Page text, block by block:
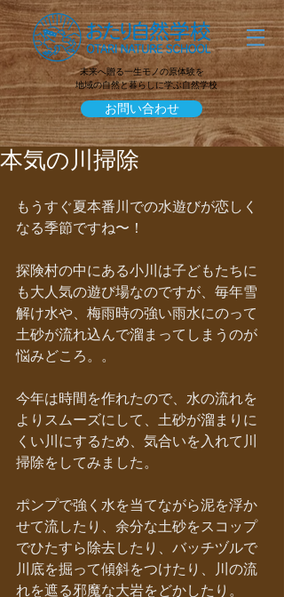
未来へ贈る一生モノの原体験を
地域の自然と暮らしに学ぶ自然学校
お問い合わせ
本気の川掃除
もうすぐ夏本番川での水遊びが恋しく
なる季節ですね〜！
探険村の中にある小川は子どもたちに
も大人気の遊び場なのですが、毎年雪
解け水や、梅雨時の強い雨水にのって
土砂が流れ込んで溜まってしまうのが
悩みどころ。。
今年は時間を作れたので、水の流れを
よりスムーズにして、土砂が溜まりに
くい川にするため、気合いを入れて川
掃除をしてみました。
ポンプで強く水を当てながら泥を浮か
せて流したり、余分な土砂をスコップ
でひたすら除去したり、バッチヅルで
川底を掘って傾斜をつけたり、川の流
れを遮る邪魔な大岩をどかしたり。